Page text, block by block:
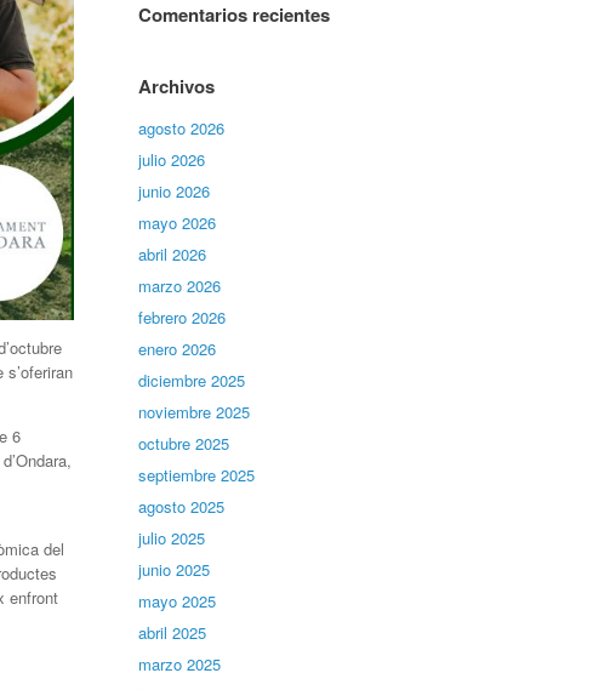
6
del
enfront
Comentarios recientes
Archivos
agosto 2026
julio 2026
junio 2026
mayo 2026
abril 2026
marzo 2026
febrero 2026
enero 2026
diciembre 2025
noviembre 2025
octubre 2025
septiembre 2025
agosto 2025
julio 2025
junio 2025
mayo 2025
abril 2025
marzo 2025